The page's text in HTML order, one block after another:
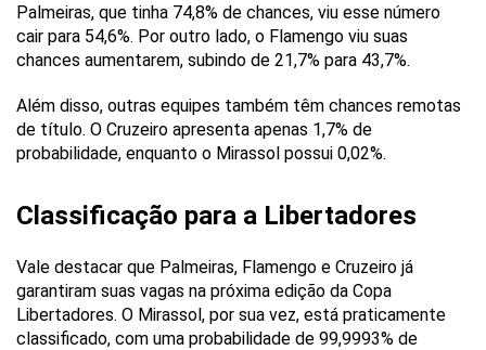
Palmeiras, que tinha 74,8% de chances, viu esse número
cair para 54,6%. Por outro lado, o Flamengo viu suas
chances aumentarem, subindo de 21,7% para 43,7%.
Além disso, outras equipes também têm chances remotas
de título. O Cruzeiro apresenta apenas 1,7% de
probabilidade, enquanto o Mirassol possui 0,02%.
Classificação para a Libertadores
Vale destacar que Palmeiras, Flamengo e Cruzeiro já
garantiram suas vagas na próxima edição da Copa
Libertadores. O Mirassol, por sua vez, está praticamente
classificado, com uma probabilidade de 99,9993% de